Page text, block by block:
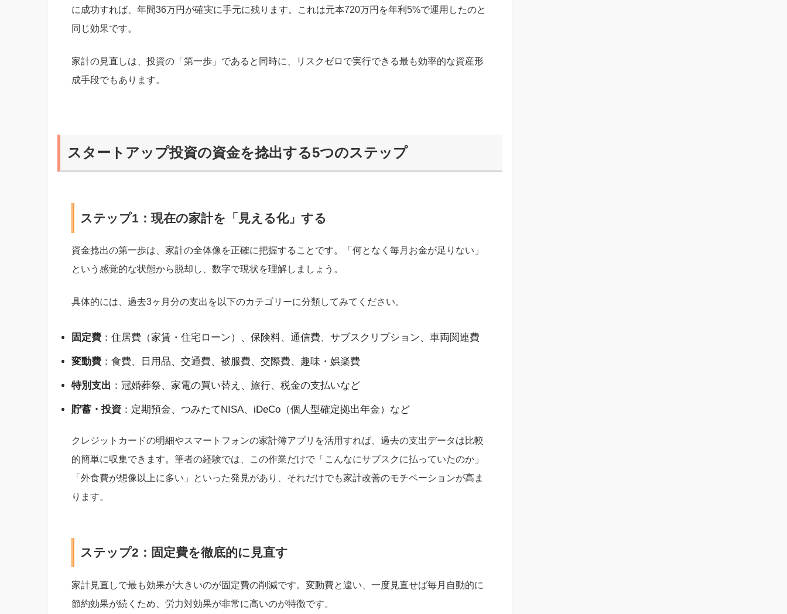
に成功すれば、年間36万円が確実に手元に残ります。これは元本720万円を年利5%で運用したのと
同じ効果です。
家計の見直しは、投資の「第一歩」であると同時に、リスクゼロで実行できる最も効率的な資産形
成手段でもあります。
スタートアップ投資の資金を捻出する5つのステップ
ステップ1：現在の家計を「見える化」する
資金捻出の第一歩は、家計の全体像を正確に把握することです。「何となく毎月お金が足りない」
という感覚的な状態から脱却し、数字で現状を理解しましょう。
具体的には、過去3ヶ月分の支出を以下のカテゴリーに分類してみてください。
固定費 ：住居費（家賃・住宅ローン）、保険料、通信費、サブスクリプション、車両関連費
変動費 ：食費、日用品、交通費、被服費、交際費、趣味・娯楽費
特別支出 ：冠婚葬祭、家電の買い替え、旅行、税金の支払いなど
貯蓄・投資 ：定期預金、つみたてNISA、iDeCo（個人型確定拠出年金）など
クレジットカードの明細やスマートフォンの家計簿アプリを活用すれば、過去の支出データは比較
的簡単に収集できます。筆者の経験では、この作業だけで「こんなにサブスクに払っていたのか」
「外食費が想像以上に多い」といった発見があり、それだけでも家計改善のモチベーションが高ま
ります。
ステップ2：固定費を徹底的に見直す
家計見直しで最も効果が大きいのが固定費の削減です。変動費と違い、一度見直せば毎月自動的に
節約効果が続くため、労力対効果が非常に高いのが特徴です。